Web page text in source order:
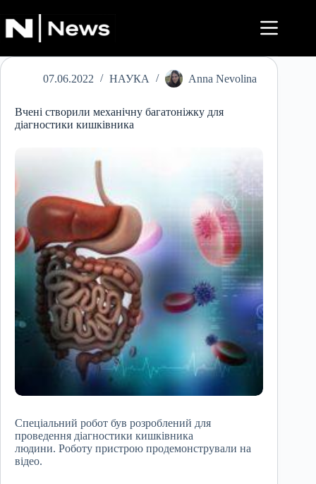
до
вмісту
07.06.2022 НАУКА Anna Nevolina
Вчені створили механічну багатоніжку для
діагностики кишківника
Спеціальний робот був розроблений для
проведення діагностики кишківника
людини. Роботу пристрою продемонстрували на
відео.